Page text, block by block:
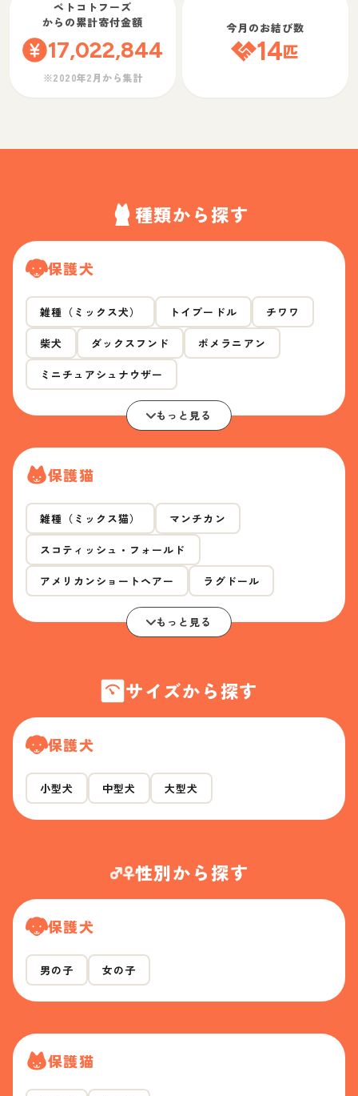
ペトコトフーズ
からの累計寄付金額
17,022,844
※2020年2月から集計
今月のお結び数
14匹
種類から探す
保護犬
雑種（ミックス犬） トイプードル チワワ
柴犬 ダックスフンド ポメラニアン
ミニチュアシュナウザー
もっと見る
保護猫
雑種（ミックス猫） マンチカン
スコティッシュ・フォールド
アメリカンショートヘアー ラグドール
もっと見る
サイズから探す
保護犬
小型犬 中型犬 大型犬
性別から探す
保護犬
男の子 女の子
保護猫